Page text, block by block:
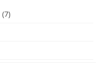
(7)